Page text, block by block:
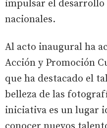
impulsar el desarrollo
nacionales.
Al acto inaugural ha
Acción y Promoción
que ha destacado el
belleza de las
iniciativa es un lugar